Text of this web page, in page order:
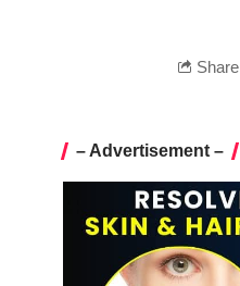
Share
– Advertisement –